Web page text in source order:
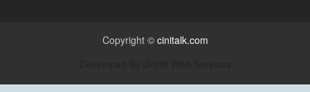
Copyright © cinitalk.com